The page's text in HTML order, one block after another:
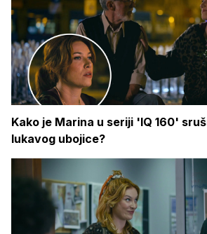
Kako je Marina u seriji 'IQ 160'
lukavog ubojice?